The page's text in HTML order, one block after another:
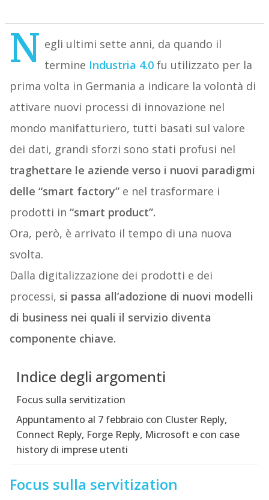
N egli ultimi sette anni, da quando il
termine Industria 4.0fu utilizzato per la
prima volta in Germania a indicare la volontà di
attivare nuovi processi di innovazione nel
mondo manifatturiero, tutti basati sul valore
dei dati, grandi sforzi sono stati profusi nel
traghettare le aziende verso i nuovi paradigmi
delle “smart factory” e nel trasformare i
prodotti in “smart product”.
Ora, però, è arrivato il tempo di una nuova
svolta.
Dalla digitalizzazione dei prodotti e dei
processi, si passa all’adozione di nuovi modelli
di business nei quali il servizio diventa
componente chiave.
Indice degli argomenti
Focus sulla servitization
Appuntamento al 7 febbraio con Cluster Reply,
Connect Reply, Forge Reply, Microsoft e con case
history di imprese utenti
Focus sulla servitization